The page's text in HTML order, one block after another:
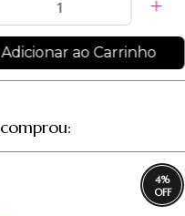
Adicionar ao Carrinho
4%